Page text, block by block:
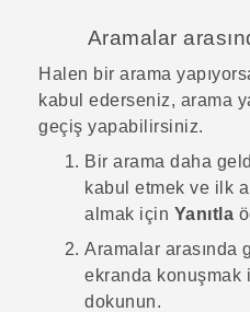
Aramalar
Halen bir arama
kabul ederseniz, arama
geçiş yapabilirsiniz.
Bir arama daha
kabul etmek ve ilk
almak için Yanıtla
Aramalar arasında
ekranda konuşmak
dokunun.